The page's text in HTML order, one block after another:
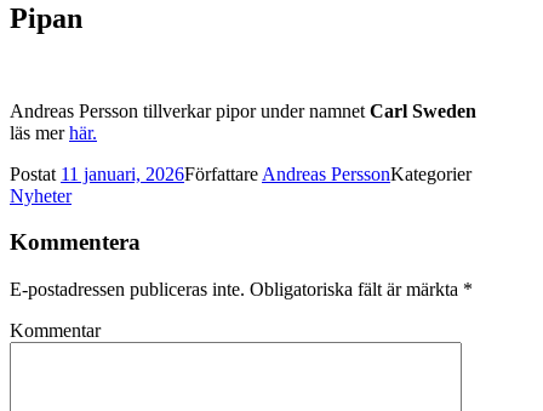
Pipan
Andreas Persson tillverkar pipor under namnet Carl Sweden
läs merhär.
Postat 11 januari, 2026Författare Andreas PerssonKategorier
Nyheter
Kommentera
E-postadressen publiceras inte. Obligatoriska fält är märkta *
Kommentar